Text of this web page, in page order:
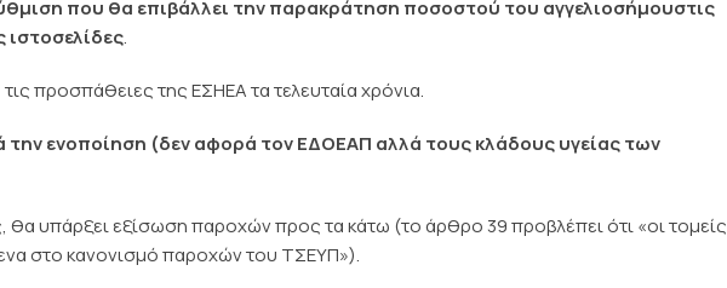
που θα επιβάλλει την παρακράτηση ποσοστού του αγγελιοσήμουστις
ιστοσελίδες.
προσπάθειες της ΕΣΗΕΑ τα τελευταία χρόνια.
την ενοποίηση (δεν αφορά τον ΕΔΟΕΑΠ αλλά τους κλάδους υγείας των
υπάρξει εξίσωση παροχών προς τα κάτω (το άρθρο 39 προβλέπει ότι «οι τομείς
στο κανονισμό παροχών του ΤΣΕΥΠ»).